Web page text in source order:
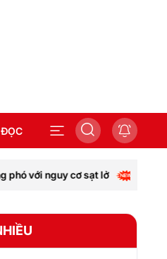
Nghệ An: Mưa lớn gây